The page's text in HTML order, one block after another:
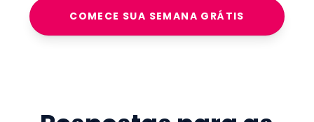
COMECE SUA SEMANA GRÁTIS